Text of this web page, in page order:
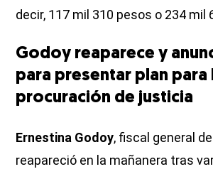
decir, 117 mil 310 pesos o 234 mil
Godoy reaparece y
para presentar plan para
procuración de justicia
Ernestina Godoy, fiscal general
reapareció en la mañanera tras